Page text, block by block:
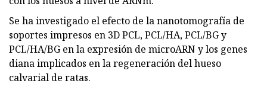
Se ha investigado el efecto de la nanotomografía de
soportes impresos en 3D PCL, PCL/HA, PCL/BG y
PCL/HA/BG en la expresión de microARN y los genes
diana implicados en la regeneración del hueso
calvarial de ratas.